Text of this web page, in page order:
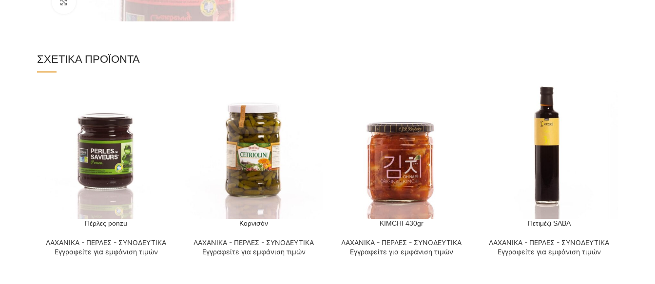
ΣΧΕΤΙΚΆ ΠΡΟΪΌΝΤΑ
ΔΙΑΒΆΣΤΕ ΠΕΡΙΣΣΌΤΕΡΑ
Πέρλες ponzu
ΛΑΧΑΝΙΚΑ - ΠΕΡΛΕΣ - ΣΥΝΟΔΕΥΤΙΚΑ
Εγγραφείτε για εμφάνιση τιμών
ΔΙΑΒΆΣΤΕ ΠΕΡΙΣΣΌΤΕΡΑ
Κορνισόν
ΛΑΧΑΝΙΚΑ - ΠΕΡΛΕΣ - ΣΥΝΟΔΕΥΤΙΚΑ
Εγγραφείτε για εμφάνιση τιμών
ΔΙΑΒΆΣΤΕ ΠΕΡΙΣΣΌΤΕΡΑ
KIMCHI 430gr
ΛΑΧΑΝΙΚΑ - ΠΕΡΛΕΣ - ΣΥΝΟΔΕΥΤΙΚΑ
Εγγραφείτε για εμφάνιση τιμών
ΔΙΑΒΆΣΤΕ ΠΕΡΙΣΣΌΤΕΡΑ
Πετιμέζι SABA
ΛΑΧΑΝΙΚΑ - ΠΕΡΛΕΣ - ΣΥΝΟΔΕΥΤΙΚΑ
Εγγραφείτε για εμφάνιση τιμών